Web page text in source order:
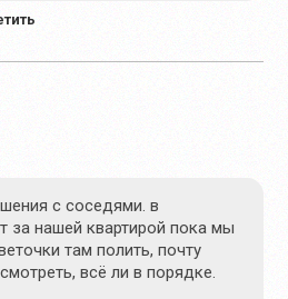
с соседями. в
за нашей квартирой пока мы
там полить, почту
всё ли в порядке.